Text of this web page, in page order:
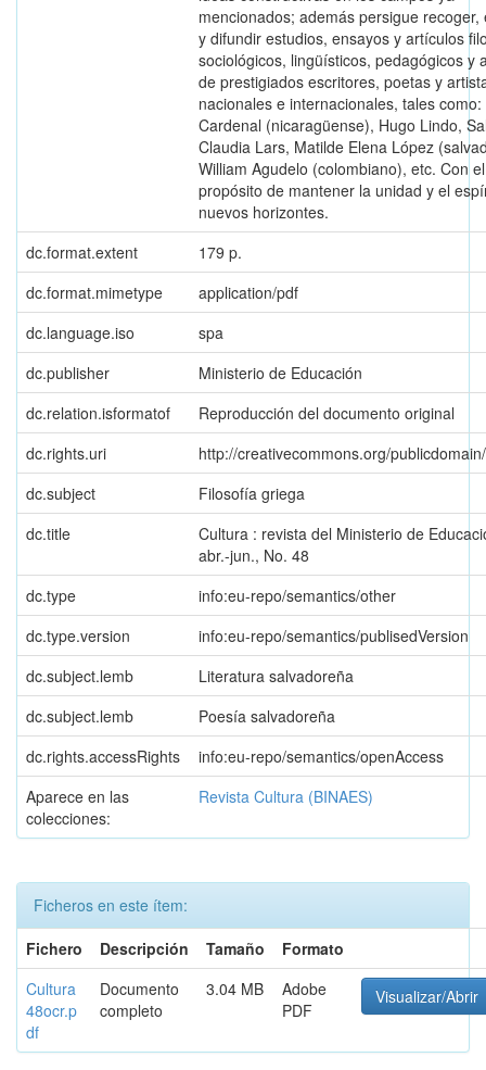
mencionados; además persigue recoger,
y difundir estudios, ensayos y artículos
sociológicos, lingüísticos, pedagógicos y
de prestigiados escritores, poetas y
nacionales e internacionales, tales
Cardenal (nicaragüense), Hugo Lindo,
Claudia Lars, Matilde Elena López
William Agudelo (colombiano), etc. Con el
propósito de mantener la unidad y el
nuevos horizontes.
dc.format.extent
179 p.
dc.format.mimetype
application/pdf
dc.language.iso
spa
dc.publisher
Ministerio de Educación
dc.relation.isformatof
Reproducción del documento original
dc.rights.uri
http://creativecommons.org/
dc.subject
Filosofía griega
dc.title
Cultura : revista del Ministerio de
abr.-jun., No. 48
dc.type
info:eu-repo/semantics/other
dc.type.version
info:eu-repo/semantics/publisedVersion
dc.subject.lemb
Literatura salvadoreña
dc.subject.lemb
Poesía salvadoreña
dc.rights.accessRights
info:eu-repo/semantics/openAccess
Aparece en las
colecciones:
Revista Cultura (BINAES)
Ficheros en este ítem:
Fichero
Descripción Tamaño
Formato
Cultura
48ocr.p
df
Documento
completo
3.04 MB
Adobe
PDF
Visualizar/Abrir